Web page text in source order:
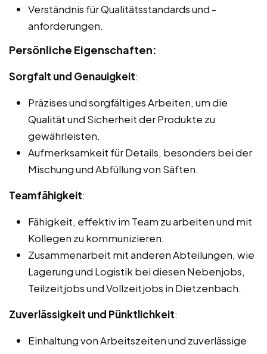
Verständnis für Qualitätsstandards und -
anforderungen.
Persönliche Eigenschaften:
Sorgfalt und Genauigkeit:
Präzises und sorgfältiges Arbeiten, um die
Qualität und Sicherheit der Produkte zu
gewährleisten.
Aufmerksamkeit für Details, besonders bei der
Mischung und Abfüllung von Säften.
Teamfähigkeit:
Fähigkeit, effektiv im Team zu arbeiten und mit
Kollegen zu kommunizieren.
Zusammenarbeit mit anderen Abteilungen, wie
Lagerung und Logistik bei diesen Nebenjobs,
Teilzeitjobs und Vollzeitjobs in Dietzenbach.
Zuverlässigkeit und Pünktlichkeit:
Einhaltung von Arbeitszeiten und zuverlässige